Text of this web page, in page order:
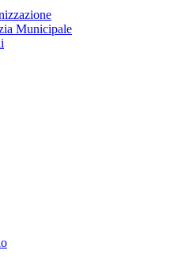
Municipale